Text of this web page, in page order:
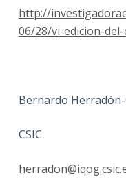
http://
06/28/vi-edicion-
Bernardo Herradón-
CSIC